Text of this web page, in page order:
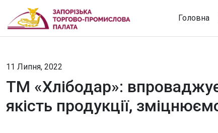
Головна
11 Липня, 2022
ТМ «Хлібодар»:
якість продукції,